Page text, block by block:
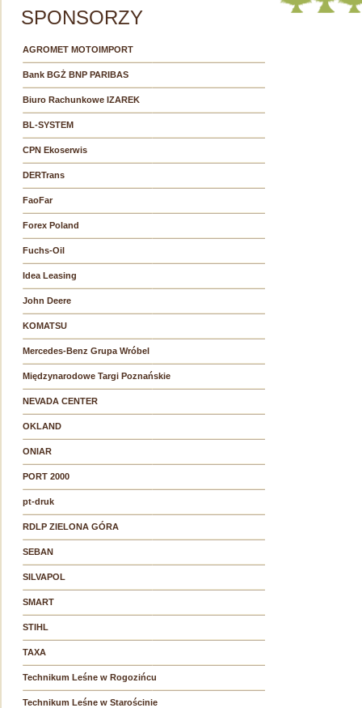
SPONSORZY
AGROMET MOTOIMPORT
Bank BGŻ BNP PARIBAS
Biuro Rachunkowe IZAREK
BL-SYSTEM
CPN Ekoserwis
DERTrans
FaoFar
Forex Poland
Fuchs-Oil
Idea Leasing
John Deere
KOMATSU
Mercedes-Benz Grupa Wróbel
Międzynarodowe Targi Poznańskie
NEVADA CENTER
OKLAND
ONIAR
PORT 2000
pt-druk
RDLP ZIELONA GÓRA
SEBAN
SILVAPOL
SMART
STIHL
TAXA
Technikum Leśne w Rogozińcu
Technikum Leśne w Starościnie